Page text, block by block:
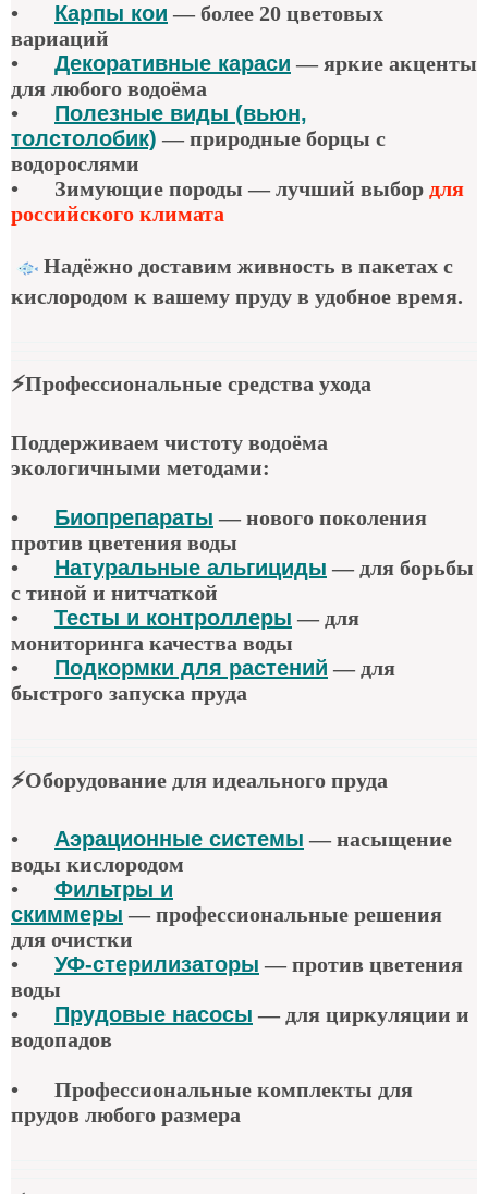
• Карпы кои —более 20 цветовых
вариаций
•
Декоративные караси — яркие акценты
для любого водоёма
•
Полезные виды (вьюн,
толстолобик) —природные борцы с
водорослями
•
Зимующие породы — лучший выбор для
российского климата
Надёжно доставим живность в пакетах с
кислородом к вашему пруду в удобное время.
⚡Профессиональные средства ухода
Поддерживаем чистоту водоёма
экологичными методами:
• Биопрепараты —нового поколения
против цветения воды
•
Натуральные альгициды — для борьбы
с тиной и нитчаткой
•
Тесты и контроллеры — для
мониторинга качества воды
•
Подкормки для растений — для
быстрого запуска пруда
⚡Оборудование для идеального пруда
• Аэрационные системы —насыщение
воды кислородом
•
Фильтры и
скиммеры —профессиональные решения
для очистки
•
УФ-стерилизаторы —против цветения
воды
•
Прудовые насосы — для циркуляции и
водопадов
•
Профессиональные комплекты для
прудов любого размера